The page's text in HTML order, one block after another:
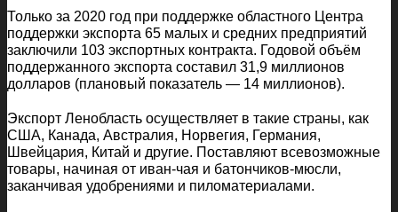
Только за 2020 год при поддержке областного Центра
поддержки экспорта 65 малых и средних предприятий
заключили 103 экспортных контракта. Годовой объём
поддержанного экспорта составил 31,9 миллионов
долларов (плановый показатель — 14 миллионов).
Экспорт Ленобласть осуществляет в такие страны, как
США, Канада, Австралия, Норвегия, Германия,
Швейцария, Китай и другие. Поставляют всевозможные
товары, начиная от иван-чая и батончиков-мюсли,
заканчивая удобрениями и пиломатериалами.